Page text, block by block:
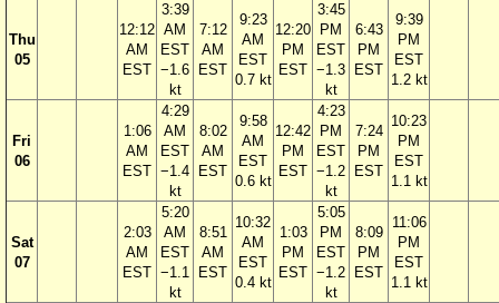
Thu
05
12:12
AM
EST
3:39
AM
EST
−1.6
kt
7:12
AM
EST
9:23
AM
EST
0.7 kt
12:20
PM
EST
3:45
PM
EST
−1.3
kt
6:43
PM
EST
9:39
PM
EST
1.2 kt
Fri
06
1:06
AM
EST
4:29
AM
EST
−1.4
kt
8:02
AM
EST
9:58
AM
EST
0.6 kt
12:42
PM
EST
4:23
PM
EST
−1.2
kt
7:24
PM
EST
10:23
PM
EST
1.1 kt
Sat
07
2:03
AM
EST
5:20
AM
EST
−1.1
kt
8:51
AM
EST
10:32
AM
EST
0.4 kt
1:03
PM
EST
5:05
PM
EST
−1.2
kt
8:09
PM
EST
11:06
PM
EST
1.1 kt